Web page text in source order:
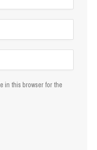
in this browser for the